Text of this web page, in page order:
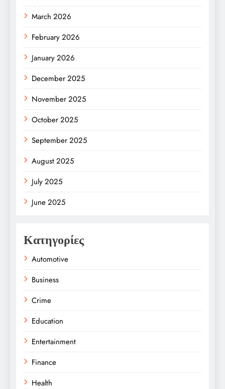
March 2026
February 2026
January 2026
December 2025
November 2025
October 2025
September 2025
August 2025
July 2025
June 2025
Κατηγορίες
Automotive
Business
Crime
Education
Entertainment
Finance
Health